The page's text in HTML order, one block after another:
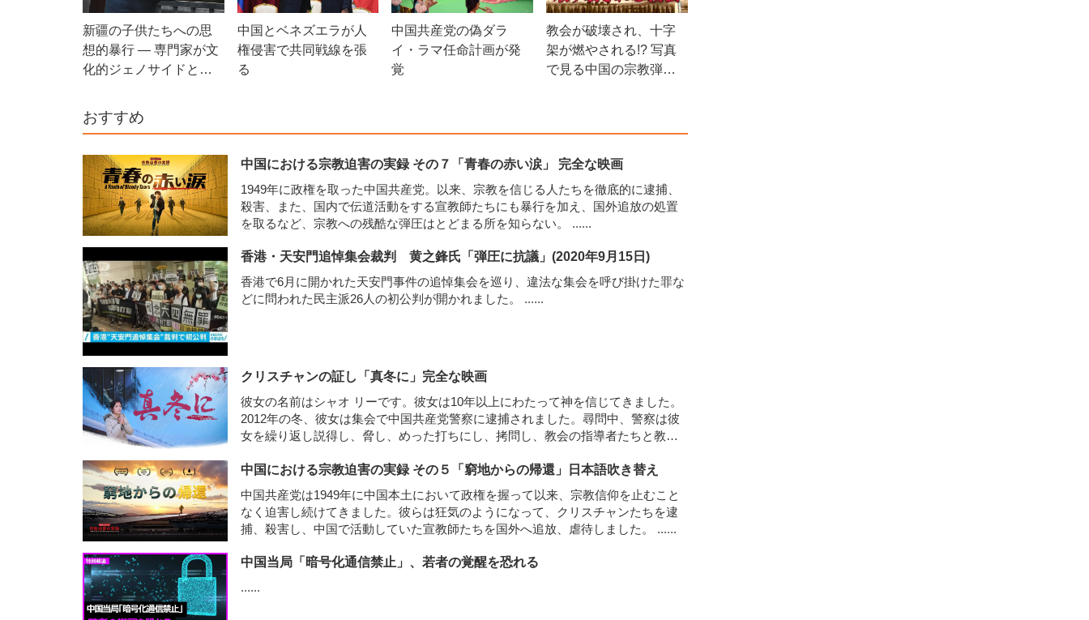
新疆の子供たちへの思
想的暴行 — 専門家が文
化的ジェノサイドと指
中国とベネズエラが人
権侵害で共同戦線を張
る
中国共産党の偽ダラ
イ・ラマ任命計画が発
覚
教会が破壊され、十字
架が燃やされる!? 写真
で見る中国の宗教弾
おすすめ
中国における宗教迫害の実録 その７「青春の赤い涙」 完全な映画
1949年に政権を取った中国共産党。以来、宗教を信じる人たちを徹底的に逮捕、
殺害、また、国内で伝道活動をする宣教師たちにも暴行を加え、国外追放の処置
を取るなど、宗教への残酷な弾圧はとどまる所を知らない。 ......
香港・天安門追悼集会裁判 黄之鋒氏「弾圧に抗議」(2020年9月15日)
香港で6月に開かれた天安門事件の追悼集会を巡り、違法な集会を呼び掛けた罪な
どに問われた民主派26人の初公判が開かれました。 ......
クリスチャンの証し「真冬に」完全な映画
彼女の名前はシャオ リーです。彼女は10年以上にわたって神を信じてきました。
2012年の冬、彼女は集会で中国共産党警察に逮捕されました。尋問中、警察は彼
女を繰り返し説得し、脅し、めった打ちにし、拷問し、教会の指導者たちと教会
中国における宗教迫害の実録 その５「窮地からの帰還」日本語吹き替え
中国共産党は1949年に中国本土において政権を握って以来、宗教信仰を止むこと
なく迫害し続けてきました。彼らは狂気のようになって、クリスチャンたちを逮
捕、殺害し、中国で活動していた宣教師たちを国外へ追放、虐待しました。 ......
中国当局「暗号化通信禁止」、若者の覚醒を恐れる
......